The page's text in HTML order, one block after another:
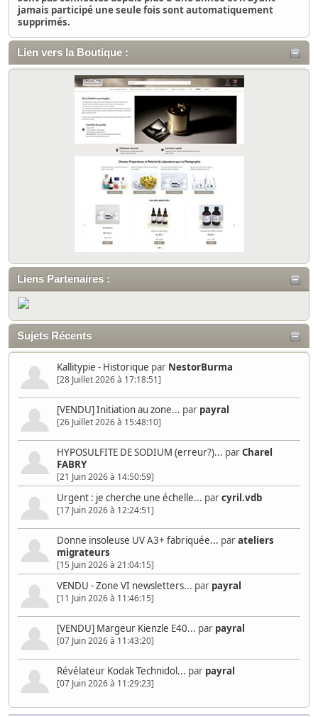
jamais participé une seule fois sont automatiquement
supprimés.
Lien vers la Boutique :
Liens Partenaires :
Sujets Récents
Kallitypie - Historique par NestorBurma
[28 Juillet 2026 à 17:18:51]
[VENDU] Initiation au zone... par payral
[26 Juillet 2026 à 15:48:10]
HYPOSULFITE DE SODIUM (erreur?)... parCharel
FABRY
[21 Juin 2026 à 14:50:59]
Urgent : je cherche une échelle... parcyril.vdb
[17 Juin 2026 à 12:24:51]
Donne insoleuse UV A3+ fabriquée... parateliers
migrateurs
[15 Juin 2026 à 21:04:15]
VENDU - Zone VI newsletters... par payral
[11 Juin 2026 à 11:46:15]
[VENDU] Margeur Kienzle E40... par payral
[07 Juin 2026 à 11:43:20]
Révélateur Kodak Technidol... par payral
[07 Juin 2026 à 11:29:23]